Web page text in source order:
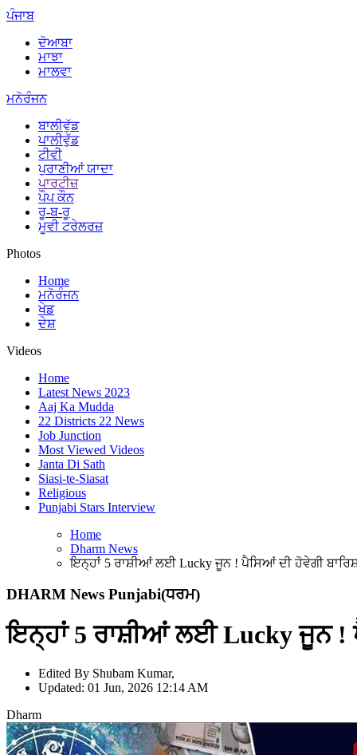
ਪੰਜਾਬ
ਦੋਆਬਾ
ਮਾਝਾ
ਮਾਲਵਾ
ਮਨੋਰੰਜਨ
ਬਾਲੀਵੁੱਡ
ਪਾਲੀਵੁੱਡ
ਟੀਵੀ
ਪੁਰਾਣੀਆਂ ਯਾਦਾ
ਪਾਰਟੀਜ਼
ਪੌਪ ਕੌਨ
ਰੂ-ਬ-ਰੂ
ਮੂਵੀ ਟਰੇਲਰਜ਼
Photos
Home
ਮਨੋਰੰਜਨ
ਖੇਡ
ਦੇਸ਼
Videos
Home
Latest News 2023
Aaj Ka Mudda
22 Districts 22 News
Job Junction
Most Viewed Videos
Janta Di Sath
Siasi-te-Siasat
Religious
Punjabi Stars Interview
Home
Dharm News
ਇਨ੍ਹਾਂ 5 ਰਾਸ਼ੀਆਂ ਲਈ Lucky ਜੂਨ ! ਪੈਸਿਆਂ ਦੀ ਹੋਵੇਗੀ
DHARM News Punjabi(ਧਰਮ)
ਇਨ੍ਹਾਂ 5 ਰਾਸ਼ੀਆਂ ਲਈ Lucky ਜੂਨ !
Edited By Shubam Kumar,
Updated: 01 Jun, 2026 12:14 AM
Dharm